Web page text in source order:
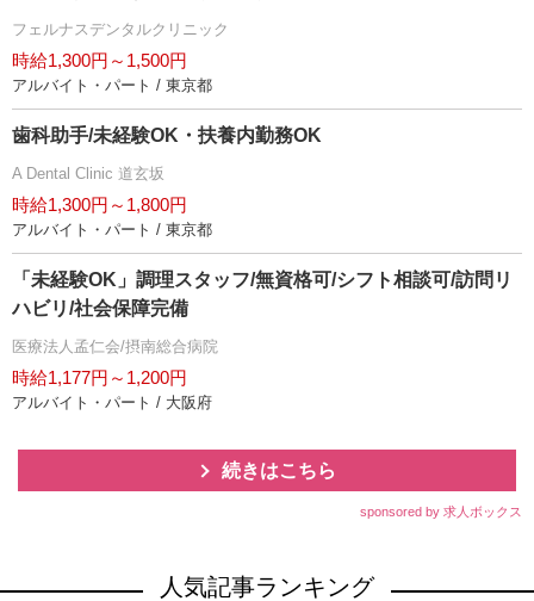
フェルナスデンタルクリニック
時給1,300円～1,500円
アルバイト・パート / 東京都
歯科助手/未経験OK・扶養内勤務OK
A Dental Clinic 道玄坂
時給1,300円～1,800円
アルバイト・パート / 東京都
「未経験OK」調理スタッフ/無資格可/シフト相談可/訪問リ
ハビリ/社会保障完備
医療法人孟仁会/摂南総合病院
時給1,177円～1,200円
アルバイト・パート / 大阪府
続きはこちら
sponsored by 求人ボックス
人気記事ランキング